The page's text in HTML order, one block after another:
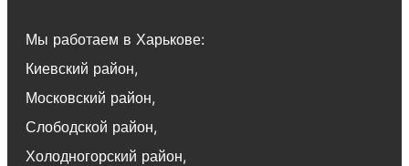
Мы работаем в Харькове:
Киевский район,
Московский район,
Слободской район,
Холодногорский район,